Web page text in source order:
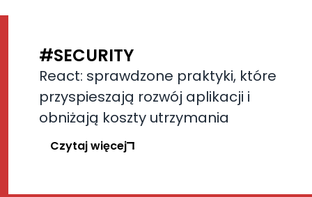
#SECURITY
React: sprawdzone praktyki, które
przyspieszają rozwój aplikacji i
obniżają koszty utrzymania
Czytaj więcej